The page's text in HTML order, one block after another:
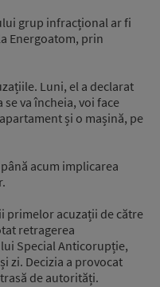
grup infracțional ar fi
Energoatom, prin
Luni, el a declarat
va încheia, voi face
și o mașină, pe
acum implicarea
primelor acuzații de către
retragerea
Special Anticorupție,
zi. Decizia a provocat
de autorități.